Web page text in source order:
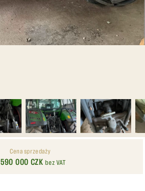
Cena sprzedaży
3 590 000 CZKbez VAT